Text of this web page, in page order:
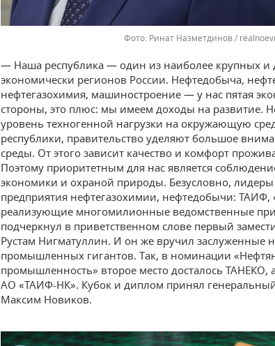
Фото: Ринат Назметдинов /
— Наша республика — один из наиболее крупных
экономически регионов России. Нефтедобыча,
нефтегазохимия, машиностроение — у нас пятая
стороны, это плюс: мы имеем доходы на развитие.
уровень техногенной нагрузки на окружающую
республики, правительство уделяют большое
среды. От этого зависит качество и комфорт
Поэтому приоритетным для нас является
экономики и охраной природы. Безусловно,
предприятия нефтегазохимии, нефтедобычи: ТАИФ,
реализующие многомилионные ведомственные
подчеркнул в приветственном слове первый
Рустам Нигматуллин. И он же вручил заслуженные
промышленных гигантов. Так, в номинации
промышленность» второе место досталось
АО «ТАИФ-НК». Кубок и диплом принял
Максим Новиков.